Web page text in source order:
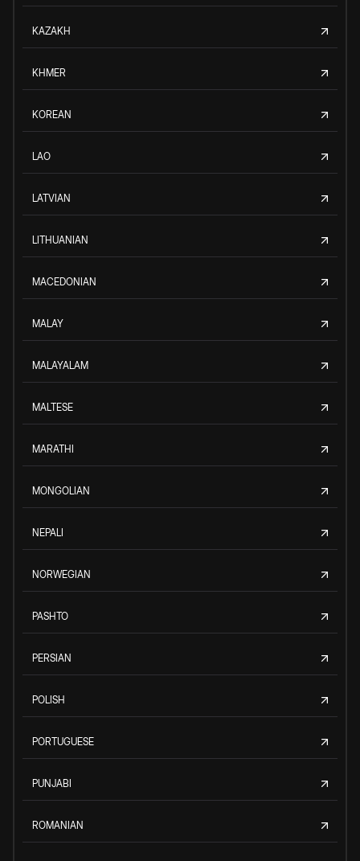
KAZAKH
KHMER
KOREAN
LAO
LATVIAN
LITHUANIAN
MACEDONIAN
MALAY
MALAYALAM
MALTESE
MARATHI
MONGOLIAN
NEPALI
NORWEGIAN
PASHTO
PERSIAN
POLISH
PORTUGUESE
PUNJABI
ROMANIAN